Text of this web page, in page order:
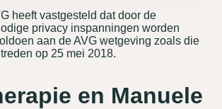
heeft vastgesteld dat door de
privacy inspanningen worden
aan de AVG wetgeving zoals die
op 25 mei 2018.
en Manuele